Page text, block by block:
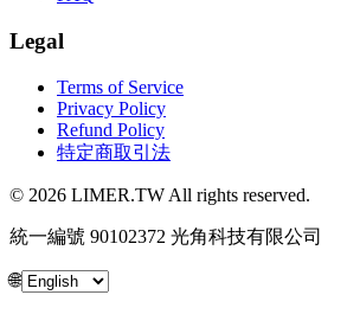
Legal
Terms of Service
Privacy Policy
Refund Policy
特定商取引法
© 2026 LIMER.TW All rights reserved.
統一編號 90102372 光角科技有限公司
🌐